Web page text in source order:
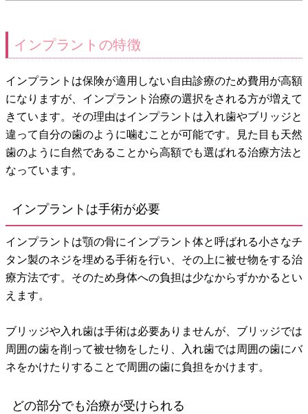
インプラントの特徴
インプラントは保険が適用しない自由診療のため費用が高額
になりますが、インプラント治療の選択をされる方が増えて
きています。その理由はインプラントは入れ歯やブリッジと
違って自分の歯のように噛むことが可能です。見た目も天然
歯のように自然であることから高額でも選ばれる治療方法と
なっています。
インプラントは手術が必要
インプラントは顎の骨にインプラント体と呼ばれる小さなチ
タン製のネジを埋める手術を行い、その上に被せ物をする治
療方法です。そのため身体への負担は少なからずかかるとい
えます。
ブリッジや入れ歯は手術は必要ありませんが、ブリッジでは
周囲の歯を削って被せ物をしたり、入れ歯では周囲の歯にバ
ネをかけたりすることで周囲の歯に負担をかけます。
どの部分でも治療が受けられる